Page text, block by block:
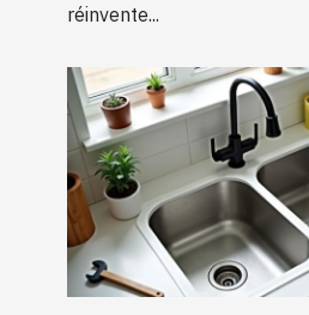
réinvente...